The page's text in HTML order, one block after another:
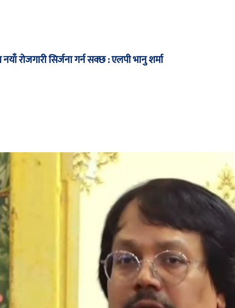
रोजगारी सिर्जना गर्न सक्छ : एलपी भानु शर्मा